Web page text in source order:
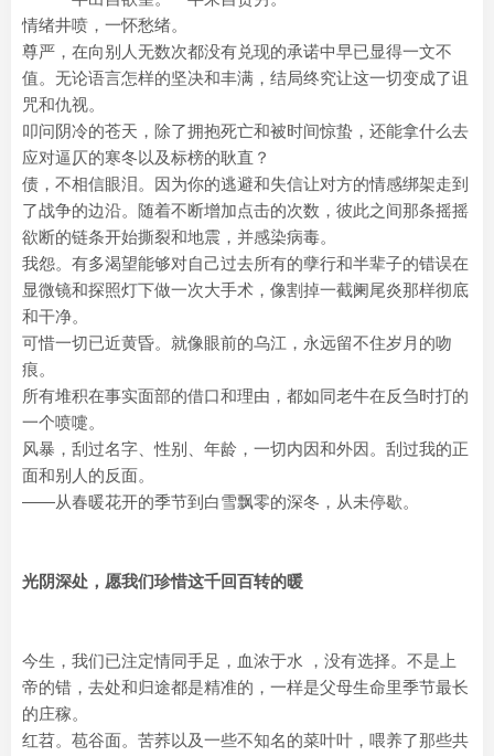
情绪井喷，一怀愁绪。
尊严，在向别人无数次都没有兑现的承诺中早已显得一文不
值。无论语言怎样的坚决和丰满，结局终究让这一切变成了诅
咒和仇视。
叩问阴冷的苍天，除了拥抱死亡和被时间惊蛰，还能拿什么去
应对逼仄的寒冬以及标榜的耿直？
债，不相信眼泪。因为你的逃避和失信让对方的情感绑架走到
了战争的边沿。随着不断增加点击的次数，彼此之间那条摇摇
欲断的链条开始撕裂和地震，并感染病毒。
我怨。有多渴望能够对自己过去所有的孽行和半辈子的错误在
显微镜和探照灯下做一次大手术，像割掉一截阑尾炎那样彻底
和干净。
可惜一切已近黄昏。就像眼前的乌江，永远留不住岁月的吻
痕。
所有堆积在事实面部的借口和理由，都如同老牛在反刍时打的
一个喷嚏。
风暴，刮过名字、性别、年龄，一切内因和外因。刮过我的正
面和别人的反面。
——从春暖花开的季节到白雪飘零的深冬，从未停歇。
光阴深处，愿我们珍惜这千回百转的暖
今生，我们已注定情同手足，血浓于水 ，没有选择。不是上
帝的错，去处和归途都是精准的，一样是父母生命里季节最长
的庄稼。
红苕。苞谷面。苦荞以及一些不知名的菜叶叶，喂养了那些共